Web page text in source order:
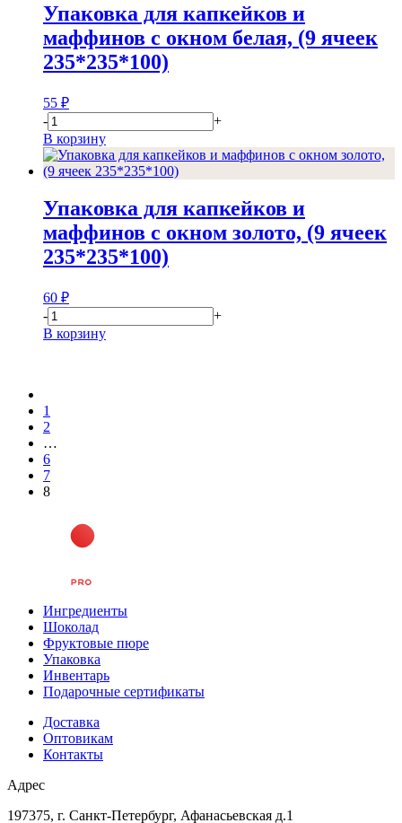
Упаковка для капкейков и
маффинов с окном белая, (9 ячеек
235*235*100)
55 ₽
-
+
В корзину
Упаковка для капкейков и
маффинов с окном золото, (9 ячеек
235*235*100)
60 ₽
-
+
В корзину
1
2
…
6
7
8
Ингредиенты
Шоколад
Фруктовые пюре
Упаковка
Инвентарь
Подарочные сертификаты
Доставка
Оптовикам
Контакты
Адрес
197375, г. Санкт-Петербург, Афанасьевская д.1